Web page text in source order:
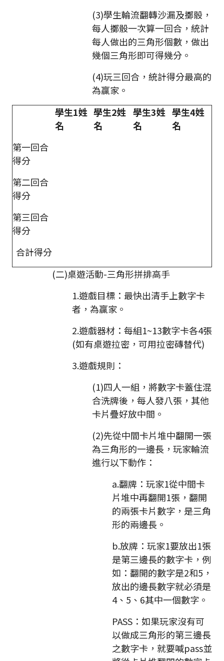
(3)學生輪流翻轉沙漏及擲骰，
每人擲骰一次算一回合，統計
每人做出的三角形個數，做出
幾個三角形即可得幾分。
(4)玩三回合，統計得分最高的
為贏家。
學生1姓
名
學生2姓
名
學生3姓
名
學生4姓
名
第一回合
得分
第二回合
得分
第三回合
得分
合計得分
(二)桌遊活動-三角形拼排高手
1.遊戲目標：最快出清手上數字卡
者，為贏家。
2.遊戲器材：每組1~13數字卡各4張
(如有桌遊拉密，可用拉密磚替代)
3.遊戲規則：
(1)四人一組，將數字卡蓋住混
合洗牌後，每人發八張，其他
卡片疊好放中間。
(2)先從中間卡片堆中翻開一張
為三角形的一邊長，玩家輪流
進行以下動作：
a.翻牌：玩家1從中間卡
片堆中再翻開1張，翻開
的兩張卡片數字，是三角
形的兩邊長。
b.放牌：玩家1要放出1張
是第三邊長的數字卡，例
如：翻開的數字是2和5，
放出的邊長數字就必須是
4、5、6其中一個數字。
PASS：如果玩家沒有可
以做成三角形的第三邊長
之數字卡，就要喊pass並